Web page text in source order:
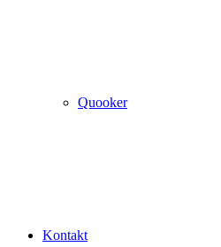
Quooker
Kontakt